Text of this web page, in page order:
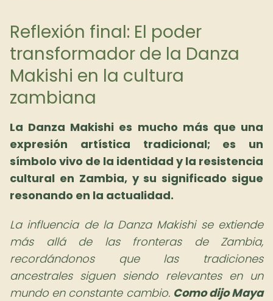
Reflexión final: El poder
transformador de la Danza
Makishi en la cultura
zambiana
La Danza Makishi es mucho más que una
expresión artística tradicional; es un
símbolo vivo de la identidad y la resistencia
cultural en Zambia, y su significado sigue
resonando en la actualidad.
La influencia de la Danza Makishi se extiende
más allá de las fronteras de Zambia,
recordándonos que las tradiciones
ancestrales siguen siendo relevantes en un
mundo en constante cambio. Como dijo Maya